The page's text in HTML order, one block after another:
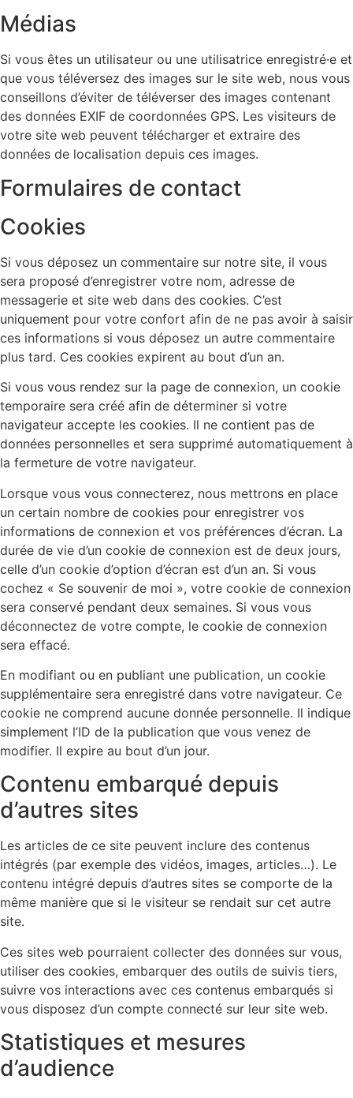
Médias
Si vous êtes un utilisateur ou une utilisatrice enregistré·e et
que vous téléversez des images sur le site web, nous vous
conseillons d’éviter de téléverser des images contenant
des données EXIF de coordonnées GPS. Les visiteurs de
votre site web peuvent télécharger et extraire des
données de localisation depuis ces images.
Formulaires de contact
Cookies
Si vous déposez un commentaire sur notre site, il vous
sera proposé d’enregistrer votre nom, adresse de
messagerie et site web dans des cookies. C’est
uniquement pour votre confort afin de ne pas avoir à saisir
ces informations si vous déposez un autre commentaire
plus tard. Ces cookies expirent au bout d’un an.
Si vous vous rendez sur la page de connexion, un cookie
temporaire sera créé afin de déterminer si votre
navigateur accepte les cookies. Il ne contient pas de
données personnelles et sera supprimé automatiquement à
la fermeture de votre navigateur.
Lorsque vous vous connecterez, nous mettrons en place
un certain nombre de cookies pour enregistrer vos
informations de connexion et vos préférences d’écran. La
durée de vie d’un cookie de connexion est de deux jours,
celle d’un cookie d’option d’écran est d’un an. Si vous
cochez « Se souvenir de moi », votre cookie de connexion
sera conservé pendant deux semaines. Si vous vous
déconnectez de votre compte, le cookie de connexion
sera effacé.
En modifiant ou en publiant une publication, un cookie
supplémentaire sera enregistré dans votre navigateur. Ce
cookie ne comprend aucune donnée personnelle. Il indique
simplement l’ID de la publication que vous venez de
modifier. Il expire au bout d’un jour.
Contenu embarqué depuis
d’autres sites
Les articles de ce site peuvent inclure des contenus
intégrés (par exemple des vidéos, images, articles…). Le
contenu intégré depuis d’autres sites se comporte de la
même manière que si le visiteur se rendait sur cet autre
site.
Ces sites web pourraient collecter des données sur vous,
utiliser des cookies, embarquer des outils de suivis tiers,
suivre vos interactions avec ces contenus embarqués si
vous disposez d’un compte connecté sur leur site web.
Statistiques et mesures
d’audience